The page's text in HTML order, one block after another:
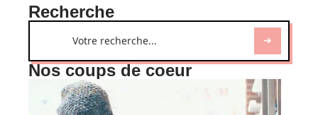
Recherche
Nos coups de coeur